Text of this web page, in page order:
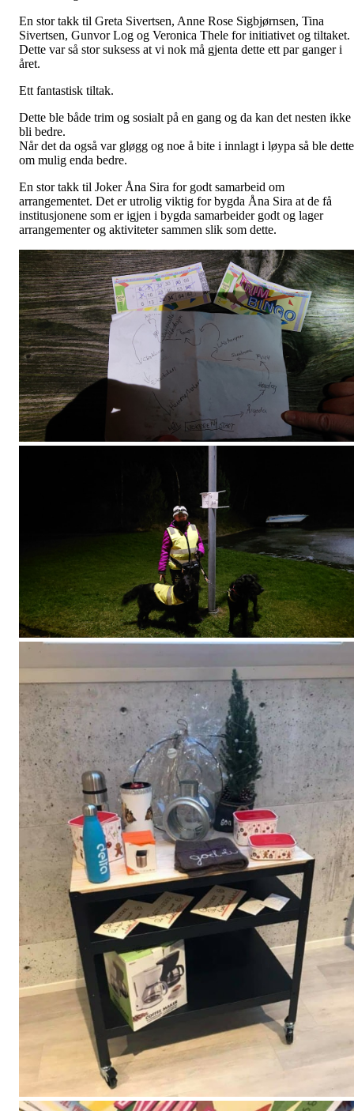
En stor takk til Greta Sivertsen, Anne Rose Sigbjørnsen, Tina
Sivertsen, Gunvor Log og Veronica Thele for initiativet og tiltaket.
Dette var så stor suksess at vi nok må gjenta dette ett par ganger i
året.
Ett fantastisk tiltak.
Dette ble både trim og sosialt på en gang og da kan det nesten ikke
bli bedre.
Når det da også var gløgg og noe å bite i innlagt i løypa så ble dette
om mulig enda bedre.
En stor takk til Joker Åna Sira for godt samarbeid om
arrangementet. Det er utrolig viktig for bygda Åna Sira at de få
institusjonene som er igjen i bygda samarbeider godt og lager
arrangementer og aktiviteter sammen slik som dette.